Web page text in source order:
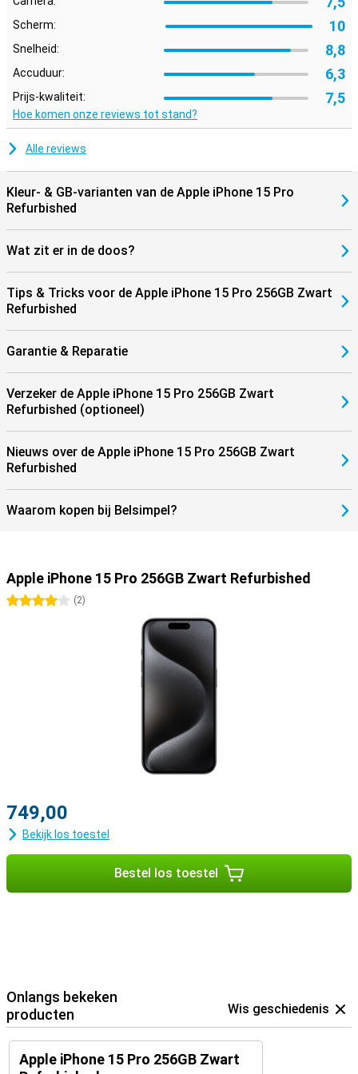
toestel makkelijk mee. Bovendien werkt deze Apple iPhone 15 Pro
256GB Zwart Refurbished perfect samen met andere Apple-
producten. Denk aan je AirPods of Apple Watch. Zo wissel je
eenvoudig tussen apparaten en haal je alles uit het Apple
ecosysteem.
Scherm: 10
Snelheid: 8,8
Accuduur: 6,3
Prijs-kwaliteit: 7,5
Hoe komen onze reviews tot stand?
Alle reviews
Kleur- & GB-varianten van de Apple iPhone 15 Pro
Refurbished
Wat zit er in de doos?
Tips & Tricks voor de Apple iPhone 15 Pro 256GB Zwart
Refurbished
Garantie & Reparatie
Verzeker de Apple iPhone 15 Pro 256GB Zwart
Refurbished (optioneel)
Nieuws over de Apple iPhone 15 Pro 256GB Zwart
Refurbished
Waarom kopen bij Belsimpel?
Apple iPhone 15 Pro 256GB Zwart Refurbished
4 sterren
(2)
749,00
Bekijk los toestel
Bestel los toestel
Onlangs bekeken
producten
Wis geschiedenis
Apple iPhone 15 Pro 256GB Zwart